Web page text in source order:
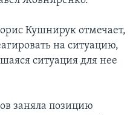
Кушнирук отмечает,
на ситуацию,
ситуация для нее
заняла позицию